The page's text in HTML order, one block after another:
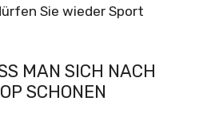
Sie wieder Sport
MAN SICH NACH
SCHONEN